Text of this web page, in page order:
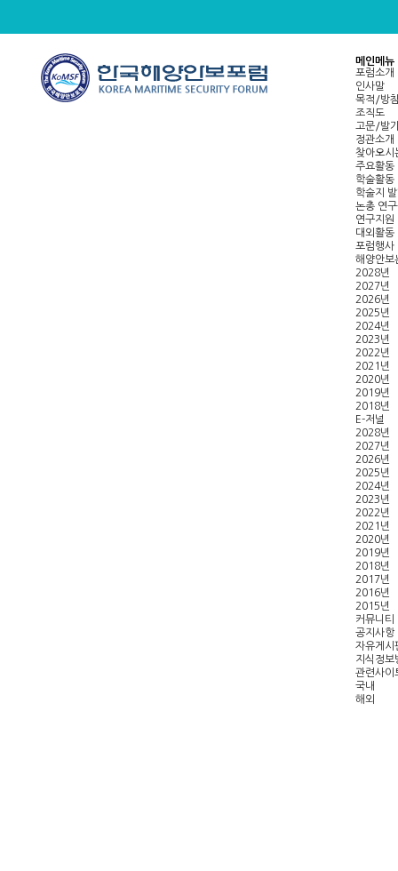
메인메뉴
포럼소개
인사말
목적/방
조직도
고문/발
정관소개
찾아오시
주요활동
학술활동
학술지
논총 연
연구지원
대외활동
포럼행사
해양안보
2028년
2027년
2026년
2025년
2024년
2023년
2022년
2021년
2020년
2019년
2018년
E-저널
2028년
2027년
2026년
2025년
2024년
2023년
2022년
2021년
2020년
2019년
2018년
2017년
2016년
2015년
커뮤니티
공지사항
자유게시
지식정보
관련사이
국내
해외